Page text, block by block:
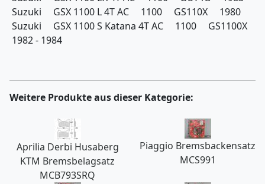
Suzuki GSX 1100 L 4T AC 1100 GS110X 1980
Suzuki GSX 1100 S Katana 4T AC 1100 GS1100X
1982 - 1984
Weitere Produkte aus dieser Kategorie:
Aprilia Derbi Husaberg
KTM Bremsbelagsatz
MCB793SRQ
Piaggio Bremsbackensatz
MCS991